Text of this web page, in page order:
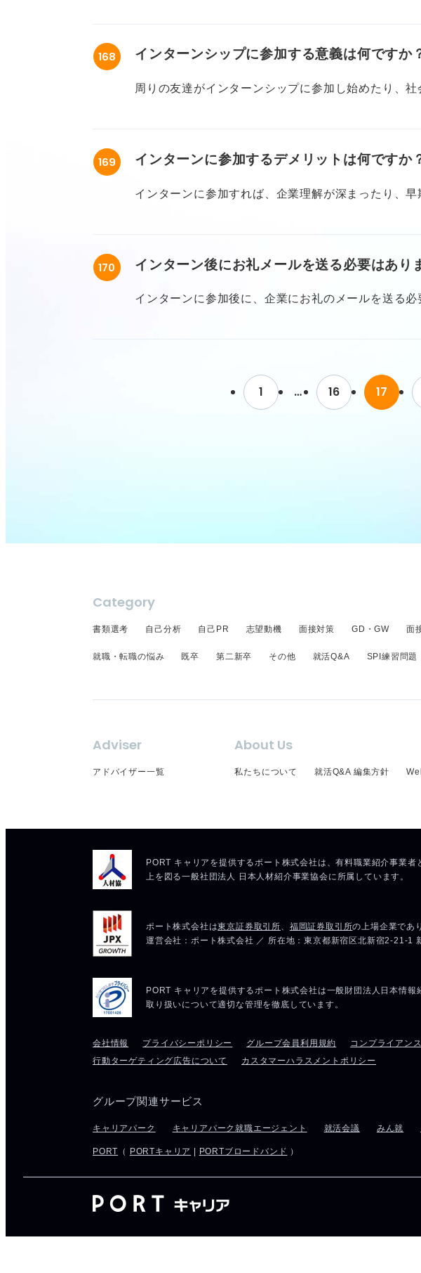
そもそもインターンは休んでも良いのでしょうか......
ことで評価が下がらないか不安です。
168 インターンシップに参加する意義は何ですか
周りの友達がインターンシップに参加し始めたり、
インターンに参加する意義は何でしょうか？ そもそ
期間のもの、長期間のものがあると思いますが、それ
169 インターンに参加するデメリットは何ですか
インターンに参加すれば、企業理解が深まったり、
はないと考えるのですが、良いことしかないとも考え
参加するデメリットがあれば心構えをしたく、デメリ
170 インターン後にお礼メールを送る必要はあり
インターンに参加後に、企業にお礼のメールを送る
お礼メールを送るのが初めてなので、メールの件名や
付けるべきことがあれば教えていただきたいです！
1 … 16 17
Category
書類選考 自己分析 自己PR 志望動機 面接対策 GD・GW 面
就職・転職の悩み 既卒 第二新卒 その他 就活Q&A SPI練習問題
Adviser
アドバイザー一覧
About Us
私たちについて 就活Q&A 編集方針
会社情報 プライバシーポリシー グループ会員利用規約 コンプライアン
行動ターゲティング広告について
カスタマーハラスメントポリシー